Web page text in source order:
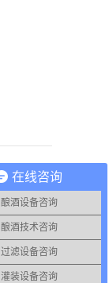
在线咨询
酿酒设备咨询
酿酒技术咨询
过滤设备咨询
灌装设备咨询